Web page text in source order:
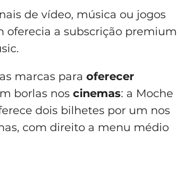
de vídeo, música ou jogos
oferecia a subscrição premium
marcas para oferecer
borlas nos cinemas: a Moche
dois bilhetes por um nos
com direito a menu médio